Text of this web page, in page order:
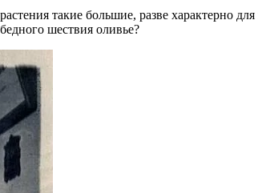
такие большие, разве характерно
шествия оливье?